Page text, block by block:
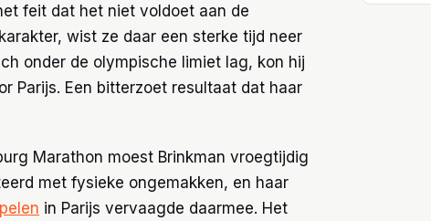
feit dat het niet voldoet aan de
wist ze daar een sterke tijd neer
onder de olympische limiet lag, kon hij
Parijs. Een bitterzoet resultaat dat haar
Marathon moest Brinkman vroegtijdig
met fysieke ongemakken, en haar
in Parijs vervaagde daarmee. Het